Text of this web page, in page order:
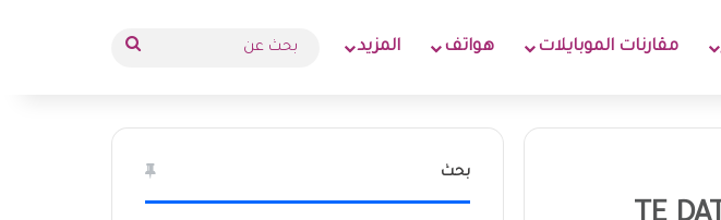
مقارنات الموبايلات هواتف المزيد بحث
بحث